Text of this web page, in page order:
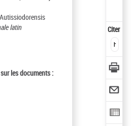
latin
les documents :
Citer